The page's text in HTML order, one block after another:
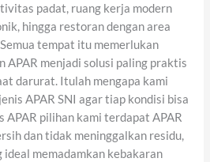
padat, ruang kerja modern
hingga restoran dengan area
tempat itu memerlukan
APAR menjadi solusi paling praktis
darurat. Itulah mengapa kami
APAR SNI agar tiap kondisi bisa
APAR pilihan kami terdapat APAR
dan tidak meninggalkan residu,
ideal memadamkan kebakaran